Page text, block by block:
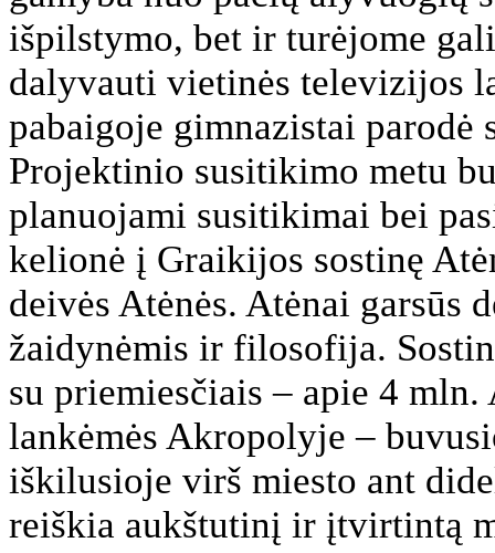
išpilstymo, bet ir turėjome
dalyvauti vietinės televizijos
pabaigoje gimnazistai
Projektinio susitikimo metu
planuojami susitikimai bei
kelionė į Graikijos sostinę
deivės Atėnės. Atėnai garsūs
žaidynėmis ir filosofija.
su priemiesčiais – apie 4
lankėmės Akropolyje –
iškilusioje virš miesto ant
reiškia aukštutinį ir įtvirtintą